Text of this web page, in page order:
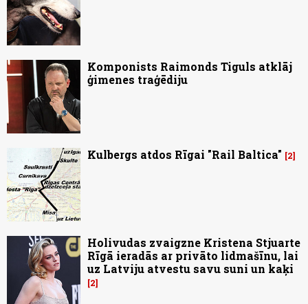
Komponists Raimonds Tiguls atklāj
ģimenes traģēdiju
Kulbergs atdos Rīgai "Rail Baltica" 2
Holivudas zvaigzne Kristena Stjuarte
Rīgā ieradās ar privāto lidmašīnu, lai
uz Latviju atvestu savu suni un kaķi
2